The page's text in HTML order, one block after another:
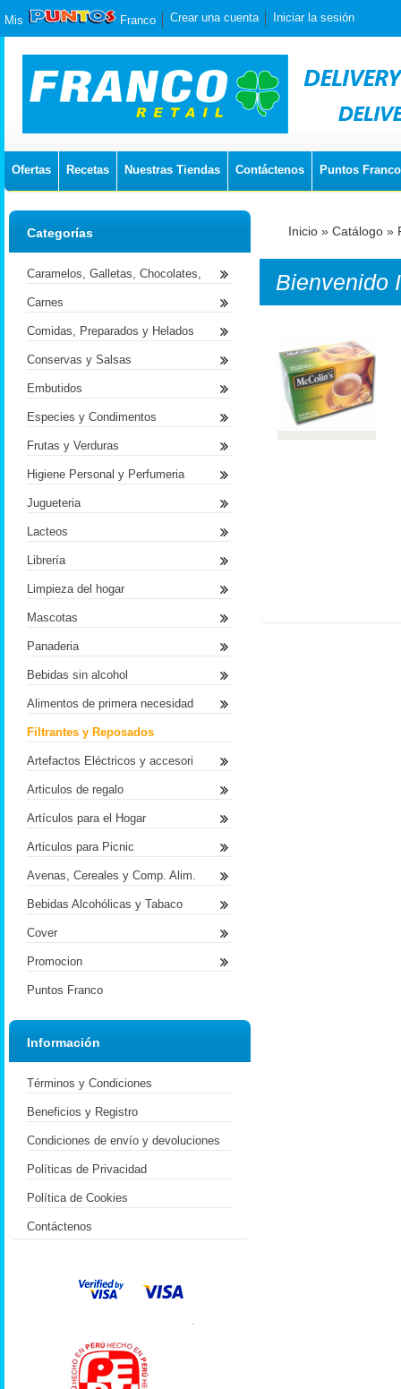
Mis Franco Crear una cuenta Iniciar la sesión
Ofertas Recetas Nuestras Tiendas Contáctenos Puntos Franco
Inicio » Catálogo »
Bienvenido
Categorías
Caramelos, Galletas, Chocolates,
Carnes
Comidas, Preparados y Helados
Conservas y Salsas
Embutidos
Especies y Condimentos
Frutas y Verduras
Higiene Personal y Perfumeria
Jugueteria
Lacteos
Librería
Limpieza del hogar
Mascotas
Panaderia
Bebidas sin alcohol
Alimentos de primera necesidad
Filtrantes y Reposados
Artefactos Eléctricos y accesori
Articulos de regalo
Artículos para el Hogar
Articulos para Picnic
Avenas, Cereales y Comp. Alim.
Bebidas Alcohólicas y Tabaco
Cover
Promocion
Puntos Franco
Información
Términos y Condiciones
Beneficios y Registro
Condiciones de envío y devoluciones
Políticas de Privacidad
Política de Cookies
Contáctenos
.